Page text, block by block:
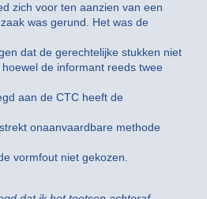
zich voor ten aanzien van een
was gerund. Het was de
dat de gerechtelijke stukken niet
de informant reeds twee
aan de CTC heeft de
onaanvaardbare methode
vormfout niet gekozen.